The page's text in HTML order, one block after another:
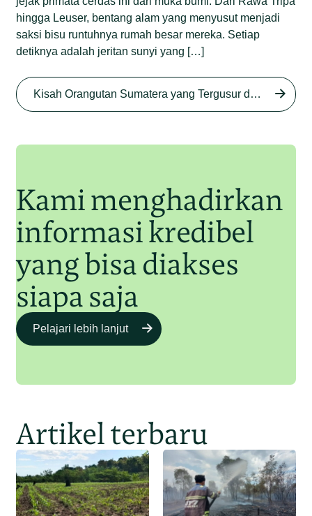
Sumatera di Rawa Tripa
Junaidi Hanafiah 27 Agu 2025
Begini Modus Perburuan
hingga Leuser, bentang alam yang menyusut menjadi
saksi bisu runtuhnya rumah besar mereka. Setiap
detiknya adalah jeritan sunyi yang […]
Kisah Orangutan Sumatera yang Tergusur dari Rumah Sendiri series
Kami menghadirkan
informasi kredibel
yang bisa diakses
siapa saja
Pelajari lebih lanjut
Artikel terbaru